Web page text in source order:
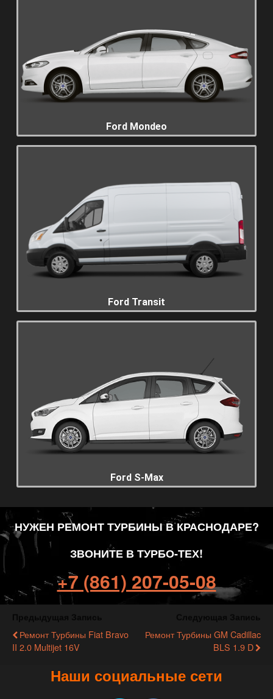
Ford Mondeo
Ford Transit
Ford S-Max
НУЖЕН РЕМОНТ ТУРБИНЫ В КРАСНОДАРЕ?
ЗВОНИТЕ В ТУРБО-ТЕХ!
+7 (861) 207-05-08
Ремонт Турбины Fiat Bravo
II 2.0 Multijet 16V
Ремонт Турбины GM Cadillac
BLS 1.9 D
Наши социальные сети